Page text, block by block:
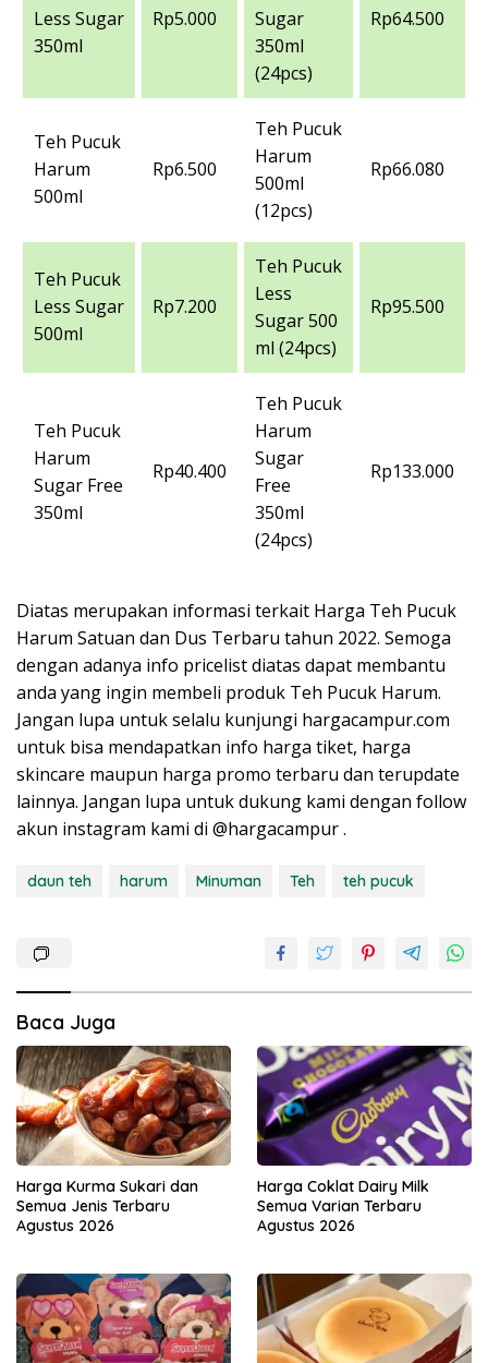
Less Sugar
350ml
Rp5.000
Sugar
350ml
(24pcs)
Rp64.500
Teh Pucuk
Harum
500ml
Rp6.500
Teh Pucuk
Harum
500ml
(12pcs)
Rp66.080
Teh Pucuk
Less Sugar
500ml
Rp7.200
Teh Pucuk
Less
Sugar 500
ml (24pcs)
Rp95.500
Teh Pucuk
Harum
Sugar Free
350ml
Rp40.400
Teh Pucuk
Harum
Sugar
Free
350ml
(24pcs)
Rp133.000
Diatas merupakan informasi terkait Harga Teh Pucuk
Harum Satuan dan Dus Terbaru tahun 2022. Semoga
dengan adanya info pricelist diatas dapat membantu
anda yang ingin membeli produk Teh Pucuk Harum.
Jangan lupa untuk selalu kunjungi hargacampur.com
untuk bisa mendapatkan info harga tiket, harga
skincare maupun harga promo terbaru dan terupdate
lainnya. Jangan lupa untuk dukung kami dengan follow
akun instagram kami di @hargacampur .
daun teh harum Minuman Teh teh pucuk
Baca Juga
Harga Kurma Sukari dan
Semua Jenis Terbaru
Agustus 2026
Harga Coklat Dairy Milk
Semua Varian Terbaru
Agustus 2026